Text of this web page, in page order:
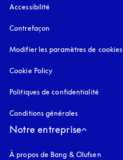
Accessibilité
Contrefaçon
Modifier les paramètres de cookies
Cookie Policy
Politiques de confidentialité
Conditions générales
Notre entreprise
À propos de Bang & Olufsen